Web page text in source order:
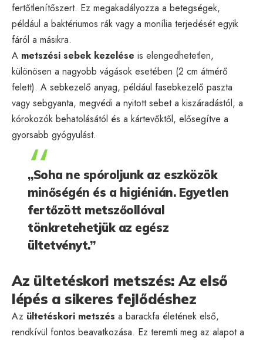
fertőtlenítőszert. Ez megakadályozza a betegségek,
például a baktériumos rák vagy a monília terjedését egyik
fáról a másikra.
A metszési sebek kezelése is elengedhetetlen,
különösen a nagyobb vágások esetében (2 cm átmérő
felett). A sebkezelő anyag, például fasebkezelő paszta
vagy sebgyanta, megvédi a nyitott sebet a kiszáradástól, a
kórokozók behatolásától és a kártevőktől, elősegítve a
gyorsabb gyógyulást.
„Soha ne spóroljunk az eszközök
minőségén és a higiénián. Egyetlen
fertőzött metszőollóval
tönkretehetjük az egész
ültetvényt.”
Az ültetéskori metszés: Az első
lépés a sikeres fejlődéshez
Az ültetéskori metszés a barackfa életének első,
rendkívül fontos beavatkozása. Ez teremti meg az alapot a